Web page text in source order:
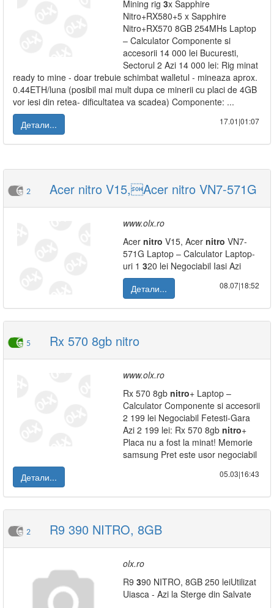
Mining rig 3x Sapphire
Nitro+RX580+5 x Sapphire
Nitro+RX570 8GB 254MHs Laptop
– Calculator Componente si
accesorii 14 000 lei Bucuresti,
Sectorul 2 Azi 14 000 lei: Rig minat
ready to mine - doar trebuie schimbat walletul - mineaza aprox.
0.44ETH/luna (posibil mai mult dupa ce minerii cu placi de 4GB
vor iesi din retea- dificultatea va scadea) Componente: ...
Детали...
17.01|01:07
2 Acer nitro V15,Acer nitro VN7-571G
www.olx.ro
Acer nitro V15, Acer nitro VN7-
571G Laptop – Calculator Laptop-
uri 1 320 lei Negociabil Iasi Azi
Детали...
08.07|18:52
5 Rx 570 8gb nitro
www.olx.ro
Rx 570 8gb nitro+ Laptop –
Calculator Componente si accesorii
2 199 lei Negociabil Fetesti-Gara
Azi 2 199 lei: Rx 570 8gb nitro+
Placa nu a fost la minat! Memorie
samsung Pret este usor negociabil
Детали...
05.03|16:43
2 R9 390 NITRO, 8GB
olx.ro
R9 390 NITRO, 8GB 250 leiUtilizat
Uiasca - Azi la Sterge din Salvate